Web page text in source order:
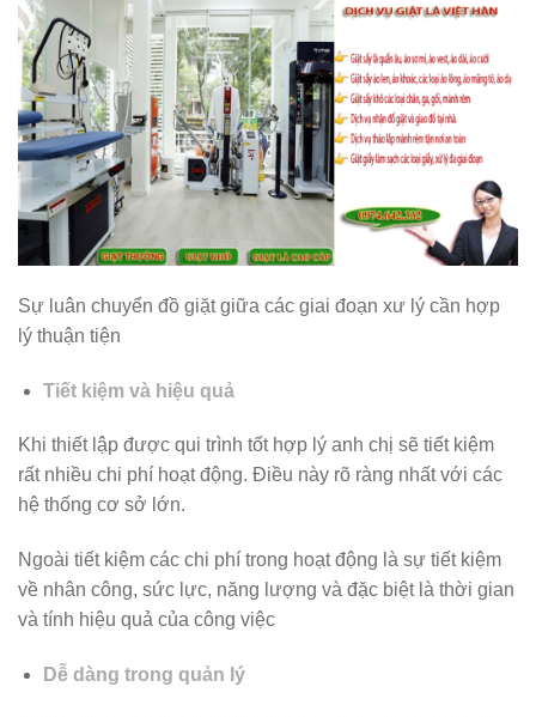
Sự luân chuyển đồ giặt giữa các giai đoạn xư lý cần hợp
lý thuận tiện
Tiết kiệm và hiệu quả
Khi thiết lập được qui trình tốt hợp lý anh chị sẽ tiết kiệm
rất nhiều chi phí hoạt động. Điều này rõ ràng nhất với các
hệ thống cơ sở lớn.
Ngoài tiết kiệm các chi phí trong hoạt động là sự tiết kiệm
về nhân công, sức lực, năng lượng và đặc biệt là thời gian
và tính hiệu quả của công việc
Dễ dàng trong quản lý